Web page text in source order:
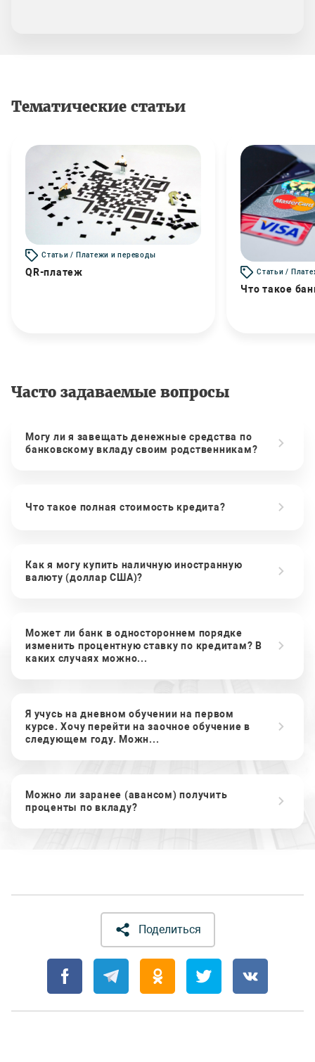
Тематические статьи
Статьи / Платежи и переводы
QR-платеж Статьи /
Что такое
Часто задаваемые вопросы
Могу ли я завещать денежные средства по
банковскому вкладу своим родственникам?
Что такое полная стоимость кредита?
Как я могу купить наличную иностранную
валюту (доллар США)?
Может ли банк в одностороннем порядке
изменить процентную ставку по кредитам? В
каких случаях можно...
Я учусь на дневном обучении на первом
курсе. Хочу перейти на заочное обучение в
следующем году. Можн...
Можно ли заранее (авансом) получить
проценты по вкладу?
Поделиться